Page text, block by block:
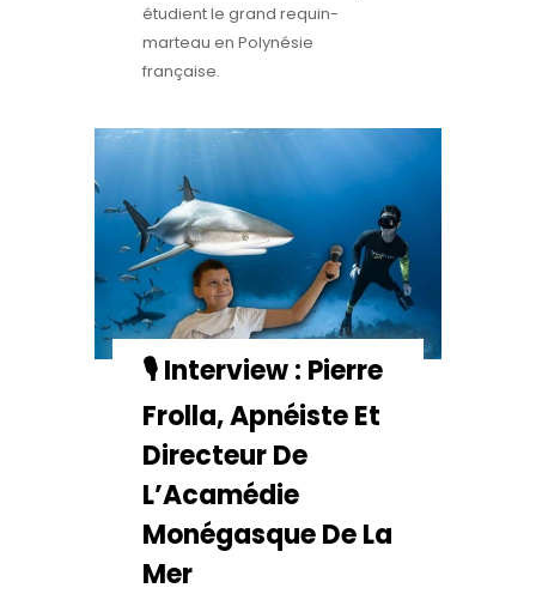
étudient le grand requin-
marteau en Polynésie
française.
🎙️ Interview : Pierre
Frolla, Apnéiste Et
Directeur De
L’Acamédie
Monégasque De La
Mer